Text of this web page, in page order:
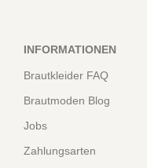
INFORMATIONEN
Brautkleider FAQ
Brautmoden Blog
Jobs
Zahlungsarten